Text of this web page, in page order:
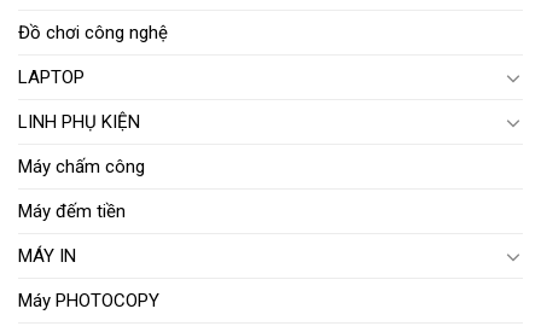
Đồ chơi công nghệ
LAPTOP
LINH PHỤ KIỆN
Máy chấm công
Máy đếm tiền
MÁY IN
Máy PHOTOCOPY